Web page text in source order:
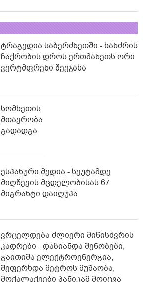
ტრაგედია საბერძნეთში - ხანძრის
ჩაქრობის დროს ერთმანეთს ორი
ვერტმფრენი შეეჯახა
სომხეთის
მთავრობა
გადადგა
ესპანური მედია - სეუტამდე
მიღწევის მცდელობისას 67
მიგრანტი დაიღუპა
ვრცელდება ძლიერი მიწისძვრის
კადრები - დაზიანდა შენობები,
გაითიშა ელექტროენერგია,
შეფერხდა მეტროს მუშაობა,
მოქალაქეები პანიკამ მოიცვა